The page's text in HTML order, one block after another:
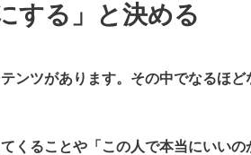
する」と決める
ンツがあります。その中でなるほ
くることや「この人で本当にいいの